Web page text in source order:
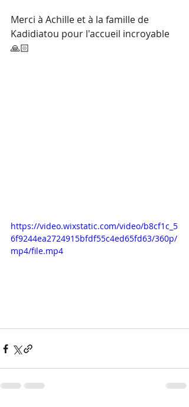
Merci à Achille et à la famille de
Kadidiatou pour l'accueil incroyable
🙏🏻
https://video.wixstatic.com/video/b8cf1c_5
6f9244ea2724915bfdf55c4ed65fd63/360p/
mp4/file.mp4